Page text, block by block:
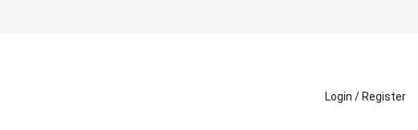
Login / Register